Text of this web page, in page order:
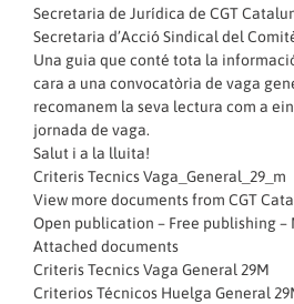
Secretaria de Jurídica de CGT
Secretaria d’Acció Sindical del
Una guia que conté tota la
cara a una convocatòria de vaga
recomanem la seva lectura com a
jornada de vaga.
Salut i a la lluita!
Criteris Tecnics Vaga_General_29_m
View more documentsfrom CGT
Open publication – Free publishing–
Attached documents
Criteris Tecnics Vaga General 29M
Criterios Técnicos Huelga General